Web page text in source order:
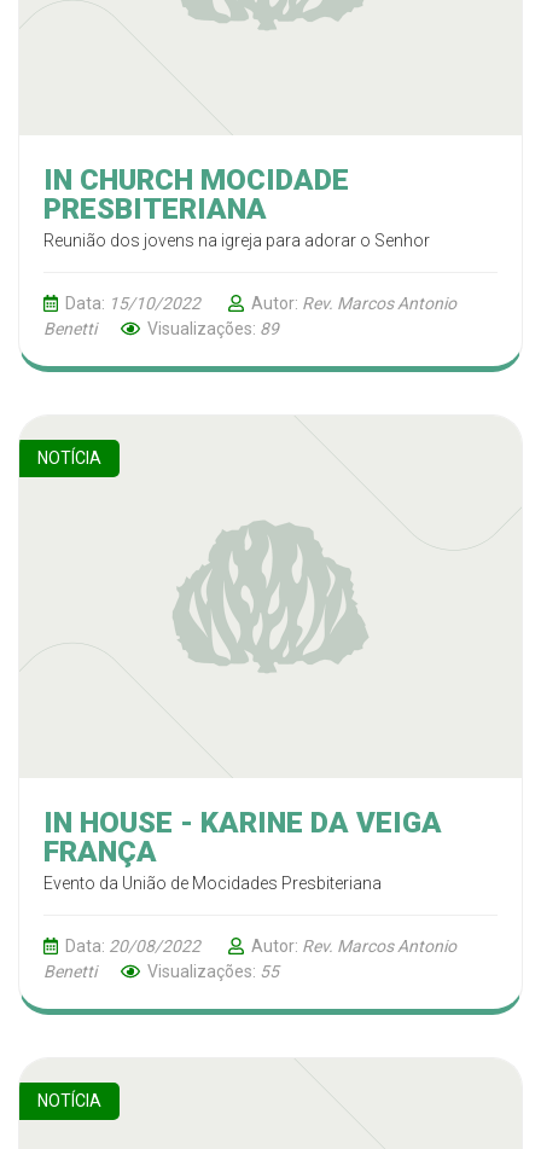
IN CHURCH MOCIDADE
PRESBITERIANA
Reunião dos jovens na igreja para adorar o Senhor
Data: 15/10/2022 Autor: Rev. Marcos Antonio
Benetti
Visualizações: 89
NOTÍCIA
IN HOUSE - KARINE DA VEIGA
FRANÇA
Evento da União de Mocidades Presbiteriana
Data: 20/08/2022 Autor: Rev. Marcos Antonio
Benetti
Visualizações: 55
NOTÍCIA